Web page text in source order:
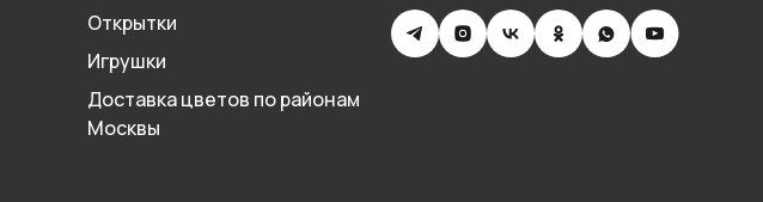
Открытки
Игрушки
Доставка цветов по районам
Москвы